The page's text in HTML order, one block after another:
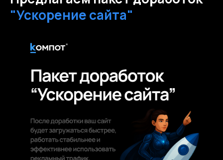
"Ускорение сайта"
info@kompot.bz